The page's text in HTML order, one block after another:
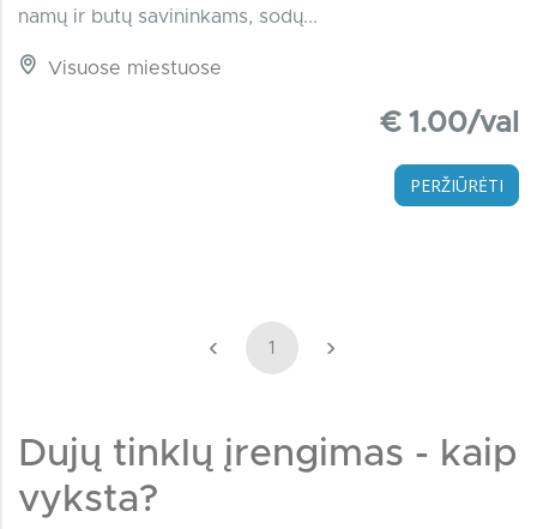
namų ir butų savininkams, sodų...
Visuose miestuose
€ 1.00/val
PERŽIŪRĖTI
‹ 1 ›
Dujų tinklų įrengimas - kaip
vyksta?